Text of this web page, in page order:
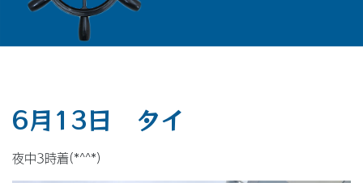
6月13日 タイ
夜中3時着(*^^*)